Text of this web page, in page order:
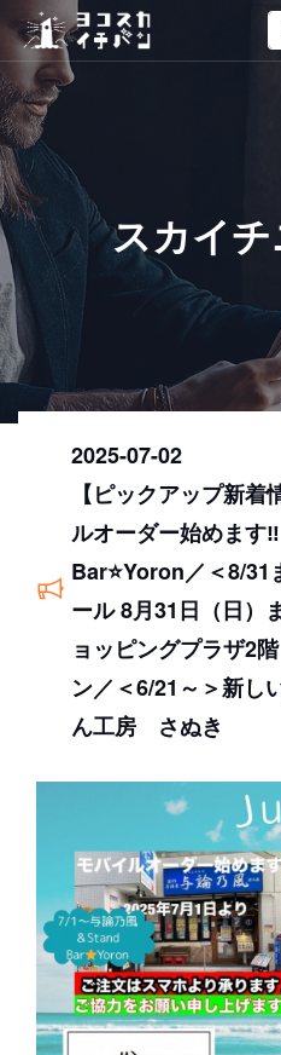
スカイ
2025-07-02
【ピックアップ新
ルオーダー始めま
Bar⭐️Yoron／＜8/31
ール 8月31日（日
ョッピングプラザ2
ン／＜6/21～＞新
ん工房 さぬき